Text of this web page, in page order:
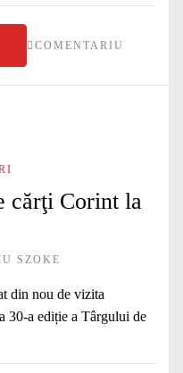
COMENTARIU
cărţi Corint la
SZOKE
din nou de vizita
30-a ediție a Târgului de